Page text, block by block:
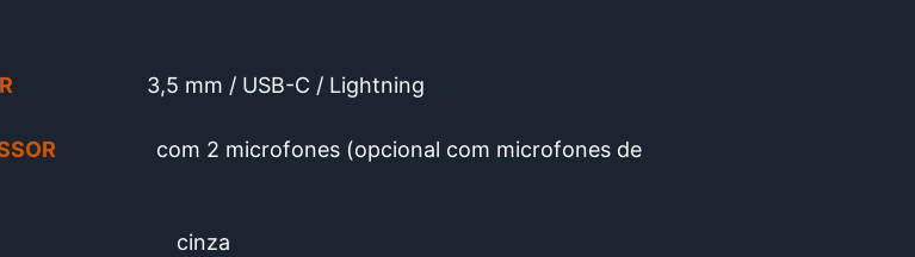
3,5 mm / USB-C / Lightning
com 2 microfones (opcional com microfones de